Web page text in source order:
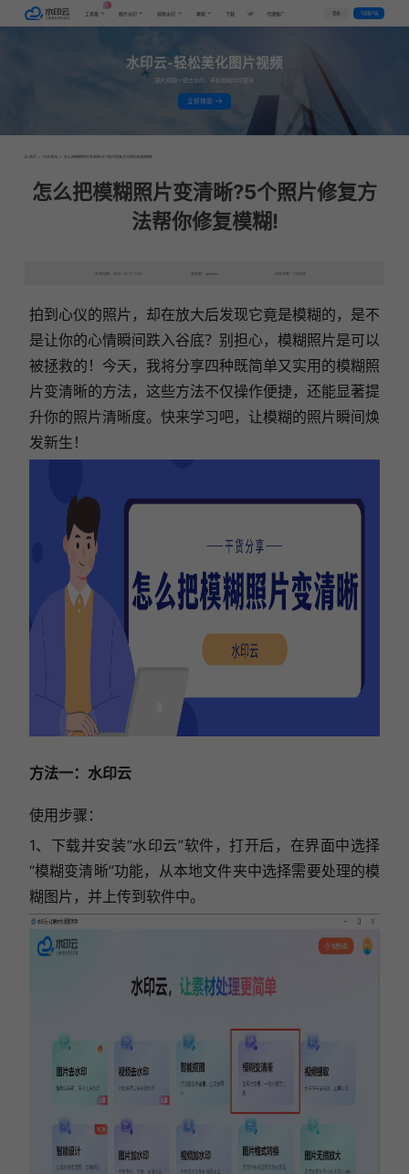
工具集 图片水印 视频水印 教程 下载 VIP 代理推广 登录 下载客户端
水印云-轻松美化图片视频
图片视频一键去水印，手机电脑均可使用
立即体验
首页 > 行业资讯 > 怎么把模糊照片变清晰?5个照片修复方法帮你修复模糊!
怎么把模糊照片变清晰?5个照片修复方
法帮你修复模糊!
发布日期：2024-12-17 11:33 发表者：qianqian 浏览次数：11558次
拍到心仪的照片，却在放大后发现它竟是模糊的，是不
是让你的心情瞬间跌入谷底？别担心，模糊照片是可以
被拯救的！今天，我将分享四种既简单又实用的模糊照
片变清晰的方法，这些方法不仅操作便捷，还能显著提
升你的照片清晰度。快来学习吧，让模糊的照片瞬间焕
发新生！
方法一：水印云
使用步骤：
1、下载并安装“水印云”软件，打开后，在界面中选择
“模糊变清晰”功能，
从本地文件夹中选择需要处理的模
糊图片，并上传到软件中。